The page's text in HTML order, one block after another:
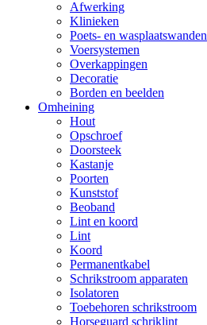
Afwerking
Klinieken
Poets- en wasplaatswanden
Voersystemen
Overkappingen
Decoratie
Borden en beelden
Omheining
Hout
Opschroef
Doorsteek
Kastanje
Poorten
Kunststof
Beoband
Lint en koord
Lint
Koord
Permanentkabel
Schrikstroom apparaten
Isolatoren
Toebehoren schrikstroom
Horseguard schriklint